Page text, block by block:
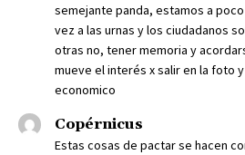
semejante panda, estamos a
vez a las urnas y los ciudadanos
otras no, tener memoria y
mueve el interés x salir en la foto
economico
Copérnicus
Estas cosas de pactar se hacen